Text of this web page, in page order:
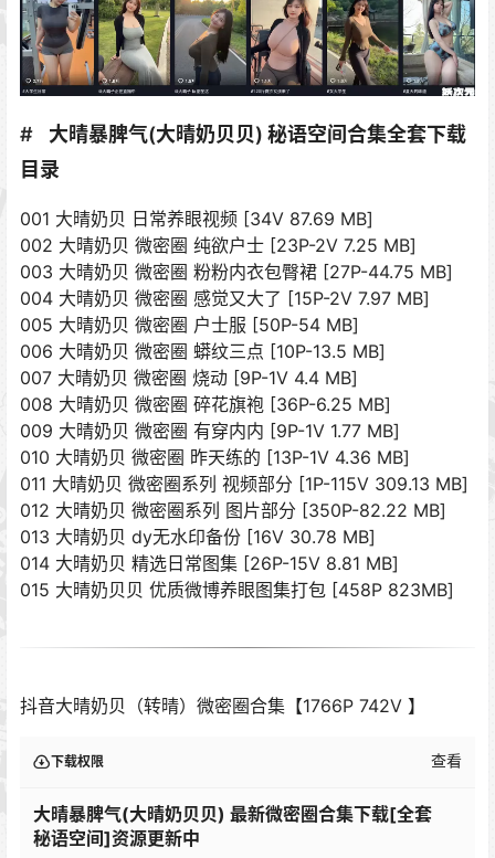
大晴暴脾气(大晴奶贝贝) 秘语空间合集全套下载
目录
001 大晴奶贝 日常养眼视频 [34V 87.69 MB]
002 大晴奶贝 微密圈 纯欲户士 [23P-2V 7.25 MB]
003 大晴奶贝 微密圈 粉粉内衣包臀裙 [27P-44.75 MB]
004 大晴奶贝 微密圈 感觉又大了 [15P-2V 7.97 MB]
005 大晴奶贝 微密圈 户士服 [50P-54 MB]
006 大晴奶贝 微密圈 蟒纹三点 [10P-13.5 MB]
007 大晴奶贝 微密圈 烧动 [9P-1V 4.4 MB]
008 大晴奶贝 微密圈 碎花旗袍 [36P-6.25 MB]
009 大晴奶贝 微密圈 有穿内内 [9P-1V 1.77 MB]
010 大晴奶贝 微密圈 昨天练的 [13P-1V 4.36 MB]
011 大晴奶贝 微密圈系列 视频部分 [1P-115V 309.13 MB]
012 大晴奶贝 微密圈系列 图片部分 [350P-82.22 MB]
013 大晴奶贝 dy无水印备份 [16V 30.78 MB]
014 大晴奶贝 精选日常图集 [26P-15V 8.81 MB]
015 大晴奶贝贝 优质微博养眼图集打包 [458P 823MB]
抖音大晴奶贝（转晴）微密圈合集【1766P 742V 】
下载权限 查看
大晴暴脾气(大晴奶贝贝) 最新微密圈合集下载[全套
秘语空间]资源更新中